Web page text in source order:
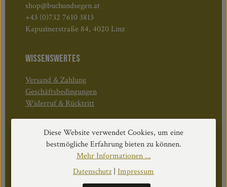
shop@buchundsegen.at
+43 (0)732 7610 3813
Kapuzinerstraße 84, 4020 Linz
WISSENSWERTES
Versand & Zahlung
Geschäftsbedingungen
Widerruf & Rücktritt
Öffnungszeiten:
Mo–Do: 08:30–17:00 Uhr
Fr: 08:30–12:30 Uhr
Diese Website verwendet Cookies, um eine
bestmögliche Erfahrung bieten zu können.
Mehr Informationen ...
Datenschutz| Impressum